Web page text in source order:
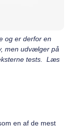
og er derfor en
men udvælger på
tests. Læs
en af de mest